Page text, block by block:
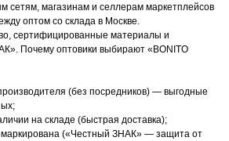
сетям, магазинам и селлерам маркетплейсов
оптом со склада в Москве.
сертифицированные материалы и
Почему оптовики выбирают «BONITO
(без посредников) — выгодные
на складе (быстрая доставка);
(«Честный ЗНАК» — защита от